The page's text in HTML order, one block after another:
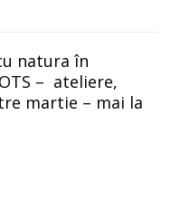
natura în
– ateliere,
martie – mai la